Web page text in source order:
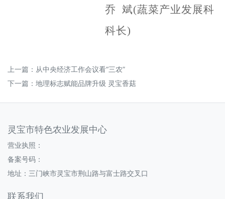
乔 斌(蔬菜产业发展科
科长)
上一篇： 从中央经济工作会议看“三农”
下一篇： 地理标志赋能品牌升级 灵宝香菇
灵宝市特色农业发展中心
营业执照：
备案号码：
地址：三门峡市灵宝市荆山路与富士路交叉口
联系我们